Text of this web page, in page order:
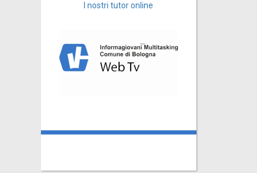
I nostri tutor online